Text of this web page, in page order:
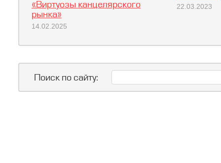
«Виртуозы канцелярского
рынка»
14.02.2025
22.03.2023
Поиск по сайту: